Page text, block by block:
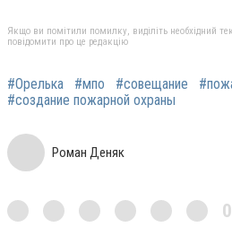
Якщо ви помітили помилку, виділіть необхідний
повідомити про це редакцію
#Орелька #мпо #совещание
#создание пожарной охраны
Роман Деняк